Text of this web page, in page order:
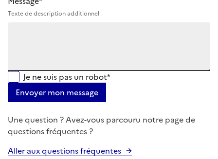
Texte de description additionnel
Je ne suis pas un robot*
Envoyer mon message
Une question ? Avez-vous parcouru notre page de
questions fréquentes ?
Aller aux questions fréquentes